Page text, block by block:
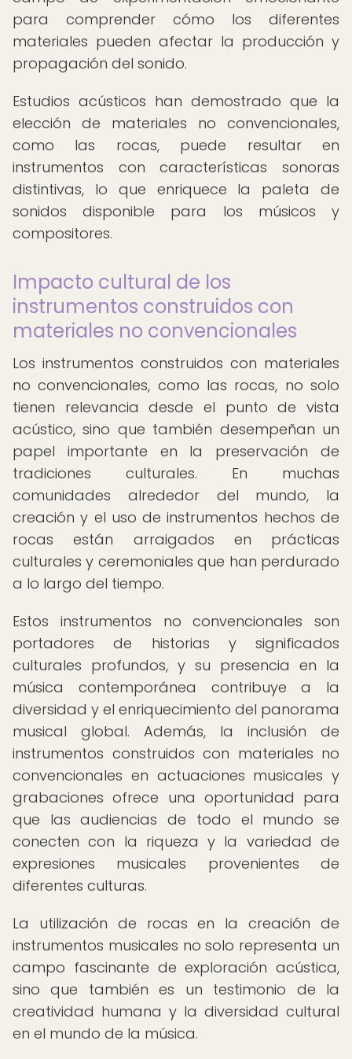
para comprender cómo los diferentes
materiales pueden afectar la producción y
propagación del sonido.
Estudios acústicos han demostrado que la
elección de materiales no convencionales,
como las rocas, puede resultar en
instrumentos con características sonoras
distintivas, lo que enriquece la paleta de
sonidos disponible para los músicos y
compositores.
Impacto cultural de los
instrumentos construidos con
materiales no convencionales
Los instrumentos construidos con materiales
no convencionales, como las rocas, no solo
tienen relevancia desde el punto de vista
acústico, sino que también desempeñan un
papel importante en la preservación de
tradiciones culturales. En muchas
comunidades alrededor del mundo, la
creación y el uso de instrumentos hechos de
rocas están arraigados en prácticas
culturales y ceremoniales que han perdurado
a lo largo del tiempo.
Estos instrumentos no convencionales son
portadores de historias y significados
culturales profundos, y su presencia en la
música contemporánea contribuye a la
diversidad y el enriquecimiento del panorama
musical global. Además, la inclusión de
instrumentos construidos con materiales no
convencionales en actuaciones musicales y
grabaciones ofrece una oportunidad para
que las audiencias de todo el mundo se
conecten con la riqueza y la variedad de
expresiones musicales provenientes de
diferentes culturas.
La utilización de rocas en la creación de
instrumentos musicales no solo representa un
campo fascinante de exploración acústica,
sino que también es un testimonio de la
creatividad humana y la diversidad cultural
en el mundo de la música.